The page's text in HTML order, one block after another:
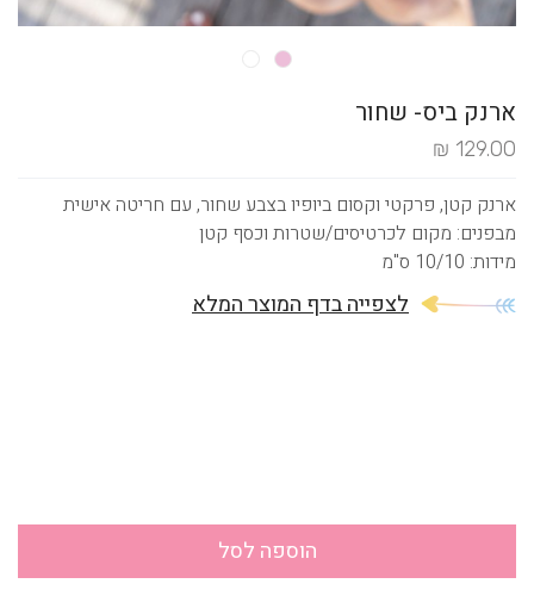
ארנק ביס- שחור
129.00 ₪
ארנק קטן, פרקטי וקסום ביופיו בצבע שחור, עם חריטה אישית
מבפנים: מקום לכרטיסים/שטרות וכסף קטן
מידות: 10/10 ס"מ
לצפייה בדף המוצר המלא
הוספה לסל